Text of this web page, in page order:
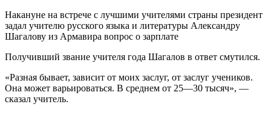
Накануне на встрече с лучшими учителями страны президент
задал учителю русского языка и литературы Александру
Шагалову из Армавира вопрос о зарплате
Получивший звание учителя года Шагалов в ответ смутился.
«Разная бывает, зависит от моих заслуг, от заслуг учеников.
Она может варьироваться. В среднем от 25—30 тысяч», —
сказал учитель.